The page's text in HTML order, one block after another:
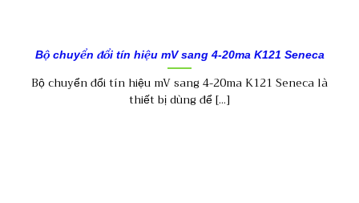
Bộ chuyển đổi tín hiệu mV sang 4-20ma K121 Seneca
Bộ chuyển đổi tín hiệu mV sang 4-20ma K121 Seneca là
thiết bị dùng để [...]